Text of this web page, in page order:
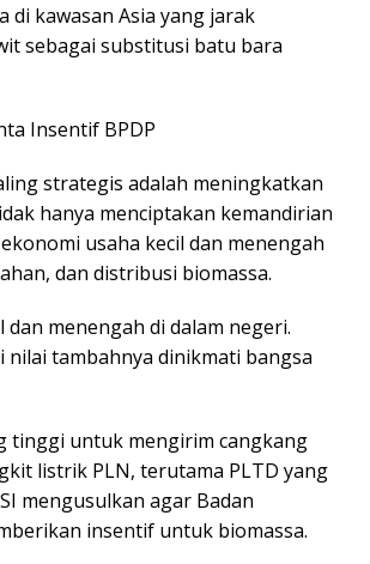
di kawasan Asia yang jarak
sebagai substitusi batu bara
Insentif BPDP
strategis adalah meningkatkan
hanya menciptakan kemandirian
usaha kecil dan menengah
dan distribusi biomassa.
menengah di dalam negeri.
tambahnya dinikmati bangsa
tinggi untuk mengirim cangkang
listrik PLN, terutama PLTD yang
mengusulkan agar Badan
insentif untuk biomassa.